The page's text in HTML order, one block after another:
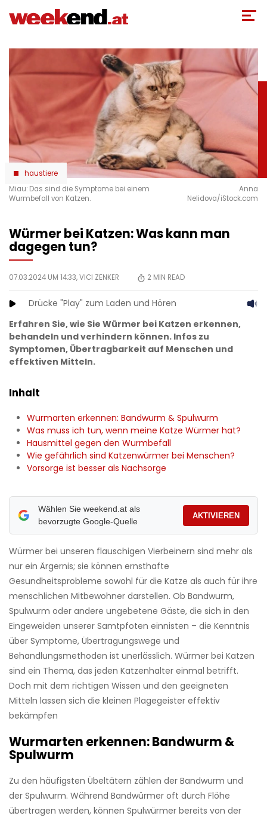
zum
haustiere
Miau: Das sind die Symptome bei einem
Wurmbefall von Katzen.
Anna
Nelidova/iStock.com
Würmer bei Katzen: Was kann man
dagegen tun?
07.03.2024 UM 14:33,VICI ZENKER 2 MIN READ
Drücke "Play" zum Laden und Hören
Erfahren Sie, wie Sie Würmer bei Katzen erkennen,
behandeln und verhindern können. Infos zu
Symptomen, Übertragbarkeit auf Menschen und
effektiven Mitteln.
Inhalt
Wurmarten erkennen: Bandwurm & Spulwurm
Was muss ich tun, wenn meine Katze Würmer hat?
Hausmittel gegen den Wurmbefall
Wie gefährlich sind Katzenwürmer bei Menschen?
Vorsorge ist besser als Nachsorge
Wählen Sie weekend.at als
bevorzugte Google-Quelle
AKTIVIEREN
Würmer bei unseren flauschigen Vierbeinern sind mehr als
nur ein Ärgernis; sie können ernsthafte
Gesundheitsprobleme sowohl für die Katze als auch für ihre
menschlichen Mitbewohner darstellen. Ob Bandwurm,
Spulwurm oder andere ungebetene Gäste, die sich in den
Eingeweiden unserer Samtpfoten einnisten – die Kenntnis
über Symptome, Übertragungswege und
Behandlungsmethoden ist unerlässlich. Würmer bei Katzen
sind ein Thema, das jeden Katzenhalter einmal betrifft.
Doch mit dem richtigen Wissen und den geeigneten
Mitteln lassen sich die kleinen Plagegeister effektiv
bekämpfen
Wurmarten erkennen: Bandwurm &
Spulwurm
Zu den häufigsten Übeltätern zählen der Bandwurm und
der Spulwurm. Während Bandwürmer oft durch Flöhe
übertragen werden, können Spulwürmer bereits von der